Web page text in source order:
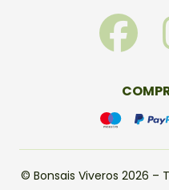
F
a
c
e
© Bonsais Viveros 2026 –